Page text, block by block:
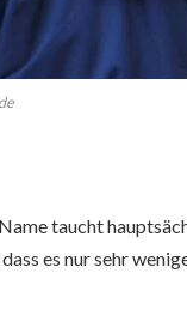
taucht
es nur sehr